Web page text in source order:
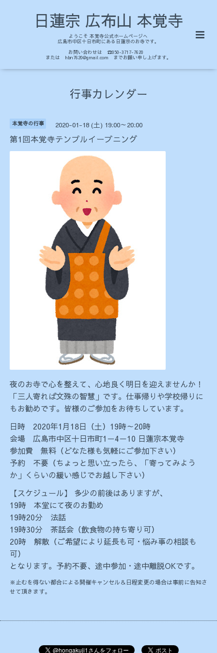
日蓮宗 広布山 本覚寺
ようこそ 本覚寺公式ホームページへ
広島市中区十日市町にある日蓮宗のお寺です。
お問い合わせは ☎050-3717-7620
または hbn7620@gmail.com までお願い申し上げます。
行事カレンダー
本覚寺の行事 2020-01-18 (土) 19:00～20:00
第1回本覚寺テンプルイーブニング
夜のお寺で心を整えて、心地良く明日を迎えませんか！
「三人寄れば文殊の智慧」です。仕事帰りや学校帰りに
もお勧めです。皆様のご参加をお待ちしています。
日時 2020年1月18日（土）19時～20時
会場 広島市中区十日市町1－4－10 日蓮宗本覚寺
参加費 無料（どなた様も気軽にご参加下さい）
予約 不要（ちょっと思い立ったら、「寄ってみよう
か」くらいの緩い感じでお越し下さい）
【スケジュール】 多少の前後はありますが、
19時 本堂にて夜のお勤め
19時20分 法話
19時30分 茶話会（飲食物の持ち寄り可）
20時 解散（ご希望により延長も可・悩み事の相談も
可）
となります。予約不要、途中参加・途中離脱OKです。
※止むを得ない都合による開催キャンセル＆日程変更の場合は事前に告知さ
せて頂きます。